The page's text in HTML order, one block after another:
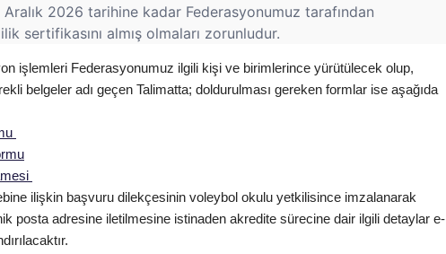
2026 tarihine kadar Federasyonumuz tarafından
sertifikasını almış olmaları zorunludur.
işlemleri Federasyonumuz ilgili kişi ve birimlerince yürütülecek olup,
belgeler adı geçen Talimatta; doldurulması gereken formlar ise aşağıda
ilişkin başvuru dilekçesinin voleybol okulu yetkilisince imzalanarak
posta adresine iletilmesine istinaden akredite sürecine dair ilgili detaylar e-